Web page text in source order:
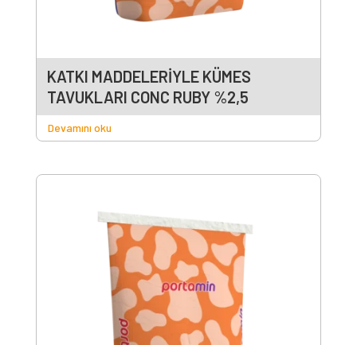
KATKI MADDELERİYLE KÜMES
TAVUKLARI CONC RUBY %2,5
Devamını oku